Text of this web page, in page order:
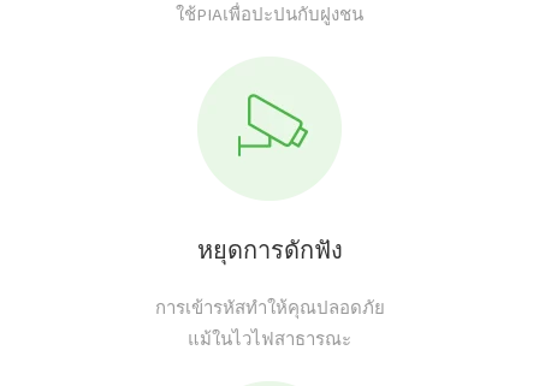
ใช้PIAเพื่อปะปนกับฝูงชน
หยุดการดักฟัง
การเข้ารหัสทำให้คุณปลอดภัย
แม้ในไวไฟสาธารณะ